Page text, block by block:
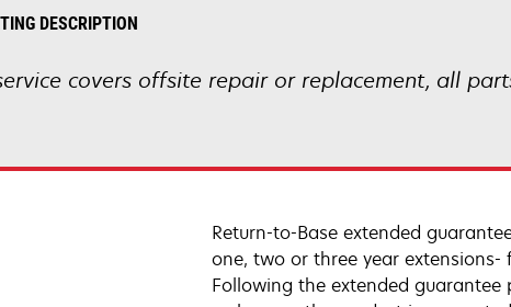
DESCRIPTION
covers offsite repair or replacement, all
Return-to-Base extended
one, two or three year
Following the extended